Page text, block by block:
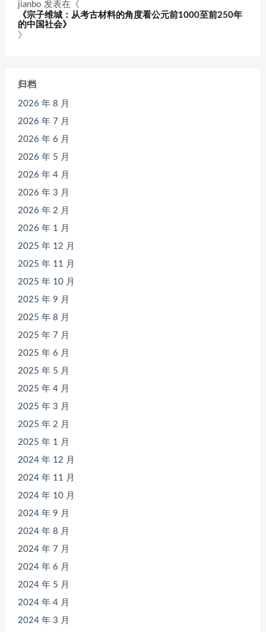
jianbo 发表在《
《宗子维城：从考古材料的角度看公元前1000至前250年
的中国社会》
》
归档
2026 年 8 月
2026 年 7 月
2026 年 6 月
2026 年 5 月
2026 年 4 月
2026 年 3 月
2026 年 2 月
2026 年 1 月
2025 年 12 月
2025 年 11 月
2025 年 10 月
2025 年 9 月
2025 年 8 月
2025 年 7 月
2025 年 6 月
2025 年 5 月
2025 年 4 月
2025 年 3 月
2025 年 2 月
2025 年 1 月
2024 年 12 月
2024 年 11 月
2024 年 10 月
2024 年 9 月
2024 年 8 月
2024 年 7 月
2024 年 6 月
2024 年 5 月
2024 年 4 月
2024 年 3 月